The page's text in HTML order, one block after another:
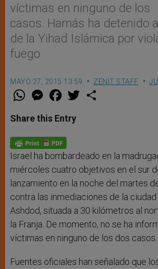
víctimas en ninguno de los
casos. Hamás ha detenido
de la Yihad Islámica por
fuego
MAYO 27, 2015 13:59 ZENIT STAFF
W
t
s
p
p
M
e
s
e
g
e
r
F
a
e
b
o
k
w
Share this Entry
Israel ha bombardeado en la
miércoles cuatro objetivos en el sur
lanzamiento en la noche del martes
contra las inmediaciones de la
Ashdod, situada a 30 kilómetros al
la Franja. De momento, no se ha
víctimas en ninguno de los dos casos.
Fuentes oficiales han señalado que